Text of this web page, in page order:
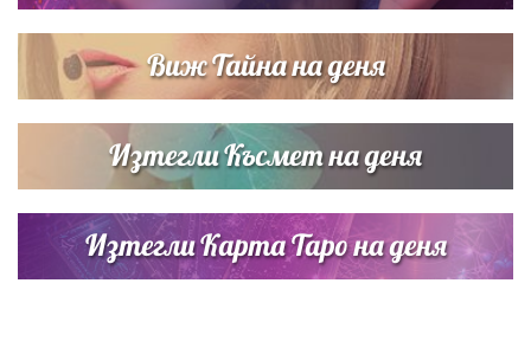
Виж Тайна на деня
Изтегли Късмет на деня
Изтегли Карта Таро на деня